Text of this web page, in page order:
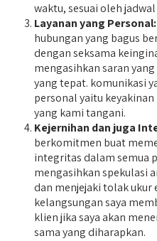
waktu, sesuai oleh
Layanan yang Personal:
hubungan yang bagus
dengan seksama
mengasihkan saran
yang tepat. komunikasi
personal yaitu
yang kami tangani.
Kejernihan dan juga
berkomitmen buat
integritas dalam semua
mengasihkan spekulasi
dan menjejaki tolak
kelangsungan saya
klien jika saya akan
sama yang diharapkan.